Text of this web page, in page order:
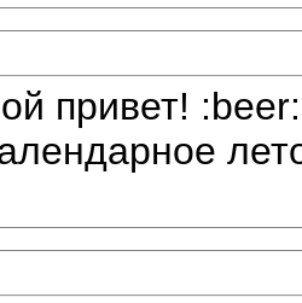
привет!